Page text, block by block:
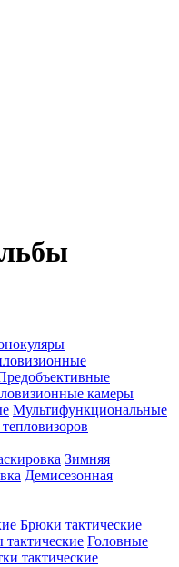
камеры
Мультифункциональные
Зимняя
Демисезонная
Брюки тактические
Головные
тактические